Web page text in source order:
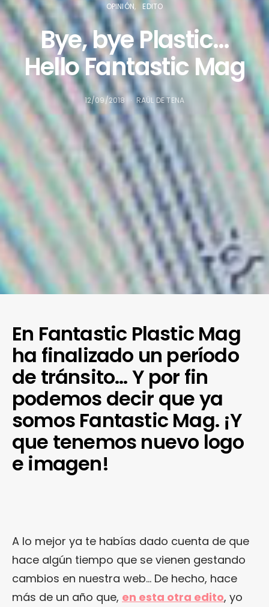
OPINIÓN EDITO
Bye, bye Plastic…
Hello Fantastic Mag
12/09/2018 RAÜL DE TENA
En Fantastic Plastic Mag
ha finalizado un período
de tránsito… Y por fin
podemos decir que ya
somos Fantastic Mag. ¡Y
que tenemos nuevo logo
e imagen!
A lo mejor ya te habías dado cuenta de que
hace algún tiempo que se vienen gestando
cambios en nuestra web… De hecho, hace
más de un año que, en esta otra edito, yo